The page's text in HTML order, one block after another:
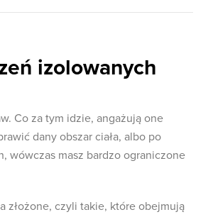
izolowanych
Co za tym idzie, angażują one
dany obszar ciała, albo po
wówczas masz bardzo ograniczone
złożone, czyli takie, które obejmują